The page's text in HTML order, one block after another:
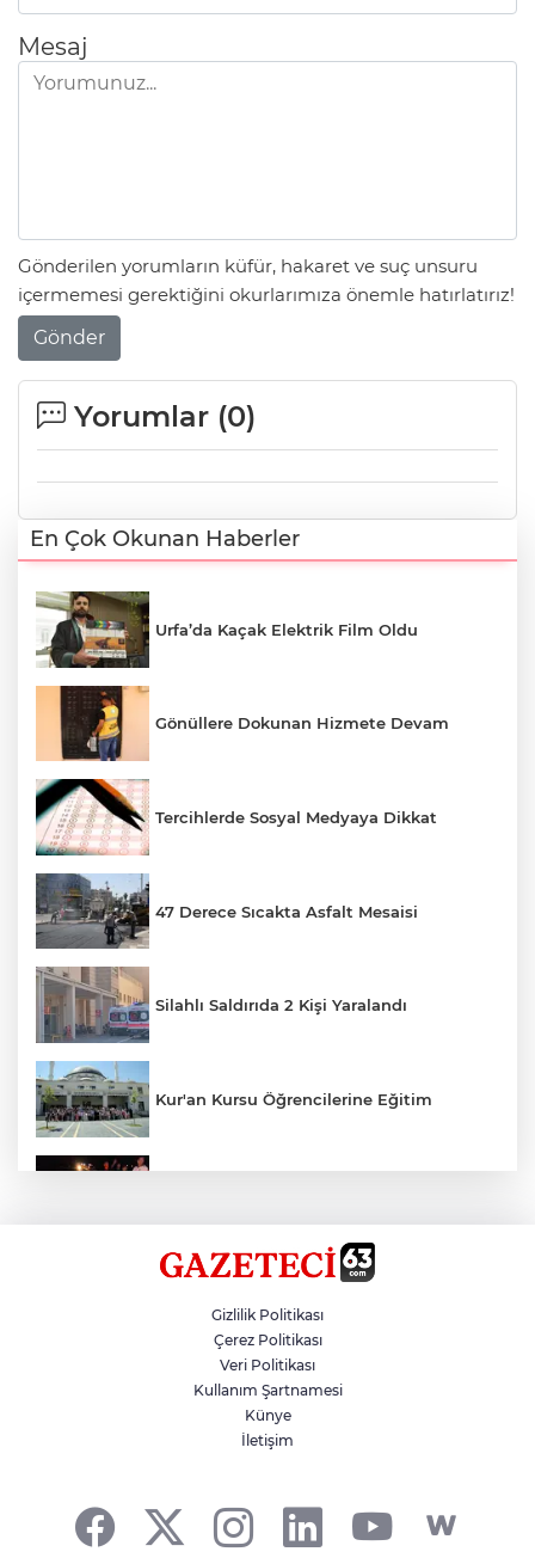
Mesaj
Gönderilen yorumların küfür, hakaret ve suç unsuru
içermemesi gerektiğini okurlarımıza önemle hatırlatırız!
Gönder
Yorumlar (0)
En Çok Okunan Haberler
Urfa’da Kaçak Elektrik Film Oldu
Gönüllere Dokunan Hizmete Devam
Tercihlerde Sosyal Medyaya Dikkat
47 Derece Sıcakta Asfalt Mesaisi
Silahlı Saldırıda 2 Kişi Yaralandı
Kur'an Kursu Öğrencilerine Eğitim
Siverek’te Mahmut Gülel Dönemi
Filistin Konvoyuna Coşkulu Karşılama
Gizlilik Politikası
Çerez Politikası
Veri Politikası
Kullanım Şartnamesi
Künye
İletişim